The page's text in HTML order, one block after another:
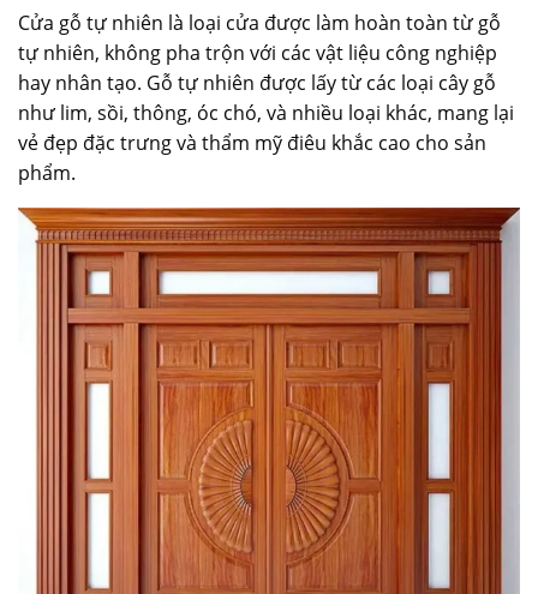
Cửa gỗ tự nhiên là loại cửa được làm hoàn toàn từ gỗ
tự nhiên, không pha trộn với các vật liệu công nghiệp
hay nhân tạo. Gỗ tự nhiên được lấy từ các loại cây gỗ
như lim, sồi, thông, óc chó, và nhiều loại khác, mang lại
vẻ đẹp đặc trưng và thẩm mỹ điêu khắc cao cho sản
phẩm.